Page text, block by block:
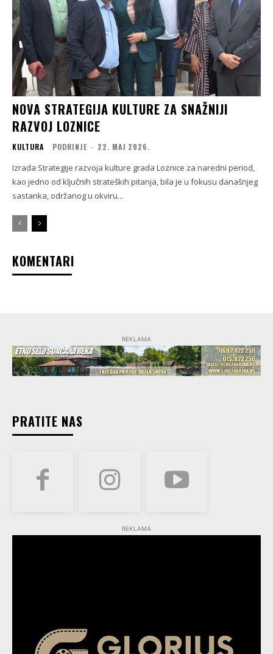
NOVA STRATEGIJA KULTURE ZA SNAŽNIJI
RAZVOJ LOZNICE
KULTURA PODRINJE - 22. МАЈ 2026.
Izrada Strategije razvoja kulture grada Loznice za naredni period,
kao jedno od ključnih strateških pitanja, bila je u fokusu današnjeg
sastanka, održanog u okviru...
KOMENTARI
REKLAMA
PRATITE NAS
REKLAMA